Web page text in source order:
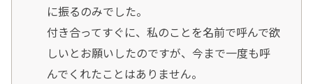
に振るのみでした。
付き合ってすぐに、私のことを名前で呼んで欲
しいとお願いしたのですが、今まで一度も呼
んでくれたことはありません。